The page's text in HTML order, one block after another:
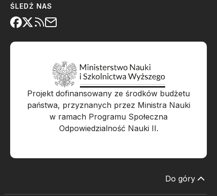
ŚLEDŹ NAS
Projekt dofinansowany ze środków budżetu
państwa, przyznanych przez Ministra Nauki
w ramach Programu Społeczna
Odpowiedzialność Nauki II.
Do góry